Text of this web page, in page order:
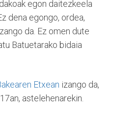
egon daitezkeela
dena egongo, ordea,
da. Ez omen dute
Batuetarako bidaia
Etxean izango da,
astelehenarekin.